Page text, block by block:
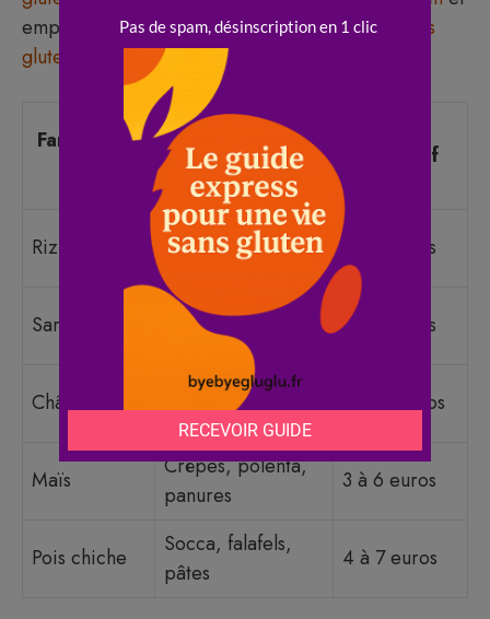
emportez des portions dans votrelunch box sans
gluten
Farine sans
Usage idéal
indicatif
Riz blanc
Base neutre,
gâteaux légers
3 à 5 euros
Sarrasin
Galettes, pains
rustiques
5 à 8 euros
Châtaigne
Pâtisseries riches,
biscuits
8 à 12 euros
Maïs
Crêpes, polenta,
panures
3 à 6 euros
Pois chiche
Socca, falafels,
pâtes
4 à 7 euros